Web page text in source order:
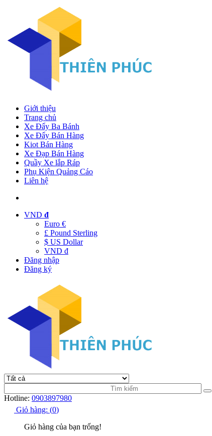
Giới thiệu
Trang chủ
Xe Đẩy Ba Bánh
Xe Đẩy Bán Hàng
Kiot Bán Hàng
Xe Đạp Bán Hàng
Quầy Xe lắp Ráp
Phụ Kiện Quảng Cáo
Liên hệ
VND đ
Euro €
£ Pound Sterling
$ US Dollar
VND đ
Đăng nhập
Đăng ký
Hotline: 0903897980
Giỏ hàng: (0)
Giỏ hàng của bạn trống!